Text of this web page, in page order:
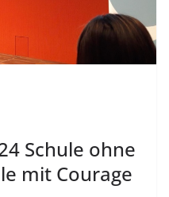
Schule ohne
mit Courage